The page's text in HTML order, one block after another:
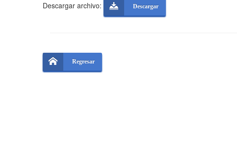
Descargar archivo: Descargar
Regresar